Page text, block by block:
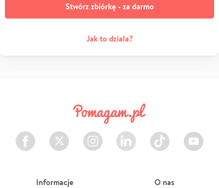
Stwórz zbiórkę - za darmo
Jak to działa?
Facebook Twitter Instagram LinkedIn TikTok Youtube
Informacje O nas